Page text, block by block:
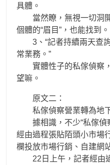
具體。
當然瞭，無視一切洞開
個體的“眉目”，也能找到。
3、“記者持續兩天查詢
常業務。”
實體性子的私傢偵察，
望嘛。
原文二：
私傢偵察營業轉為地
據相識，不少“私傢偵
經由過程張貼陌頭小市場
欄投放市場行銷、自建網
22日上午，記者經由過